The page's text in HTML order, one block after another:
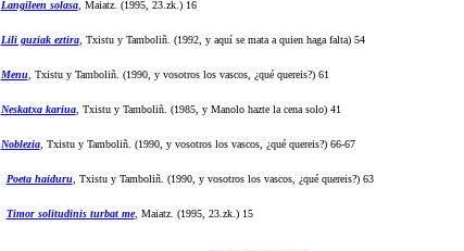
Langileen solasa, Maiatz. (1995, 23.zk.) 16
Lili guziak eztira, Txistu y Tamboliñ. (1992, y aquí se mata a quien haga falta) 54
Menu, Txistu y Tamboliñ. (1990, y vosotros los vascos, ¿qué quereis?) 61
Neskatxa kariua, Txistu y Tamboliñ. (1985, y Manolo hazte la cena solo) 41
Noblezia, Txistu y Tamboliñ. (1990, y vosotros los vascos, ¿qué quereis?) 66-67
Poeta haiduru, Txistu y Tamboliñ. (1990, y vosotros los vascos, ¿qué quereis?) 63
Timor solitudinis turbat me, Maiatz. (1995, 23.zk.) 15